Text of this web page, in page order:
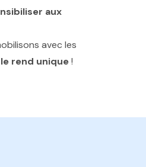
aux
avec les
rend unique!